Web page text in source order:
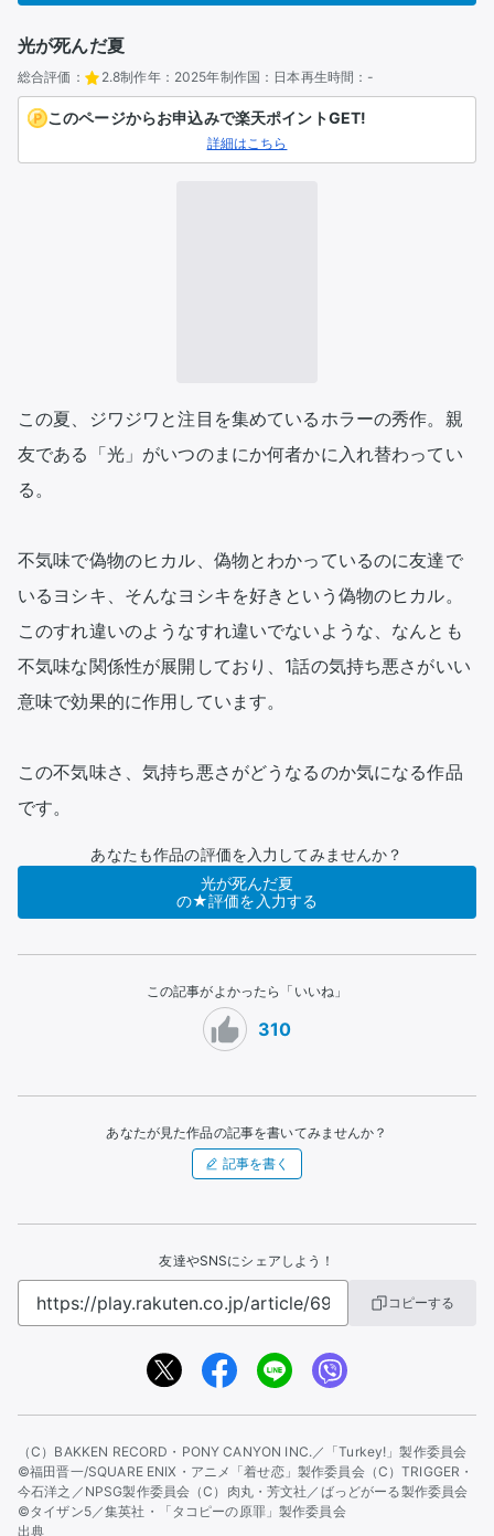
光が死んだ夏
総合評価： 2.8制作年： 2025年制作国： 日本再生時間： -
このページからお申込みで楽天ポイントGET!
詳細はこちら
この夏、ジワジワと注目を集めているホラーの秀作。親
友である「光」がいつのまにか何者かに入れ替わってい
る。
不気味で偽物のヒカル、偽物とわかっているのに友達で
いるヨシキ、そんなヨシキを好きという偽物のヒカル。
このすれ違いのようなすれ違いでないような、なんとも
不気味な関係性が展開しており、1話の気持ち悪さがいい
意味で効果的に作用しています。
この不気味さ、気持ち悪さがどうなるのか気になる作品
です。
あなたも作品の評価を入力してみませんか？
光が死んだ夏
の★評価を入力する
この記事がよかったら「いいね」
310
あなたが見た作品の記事を書いてみませんか？
記事を書く
友達やSNSにシェアしよう！
コピーする
（C）BAKKEN RECORD・PONY CANYON INC.／「Turkey!」製作委員会
©福田晋一/SQUARE ENIX・アニメ「着せ恋」製作委員会（C）TRIGGER・
今石洋之／NPSG製作委員会 （C）肉丸・芳文社／ばっどがーる製作委員会
©タイザン5／集英社・「タコピーの原罪」製作委員会
出典